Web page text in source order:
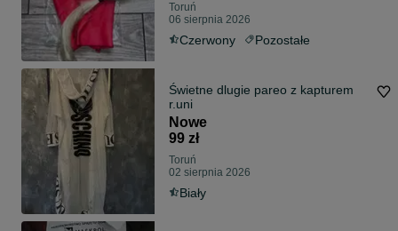
Toruń
06 sierpnia 2026
Czerwony Pozostałe
Świetne dlugie pareo z kapturem
r.uni
Nowe
99 zł
Toruń
02 sierpnia 2026
Biały